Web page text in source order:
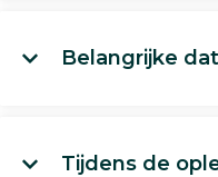
Belangrijke
Tijdens de